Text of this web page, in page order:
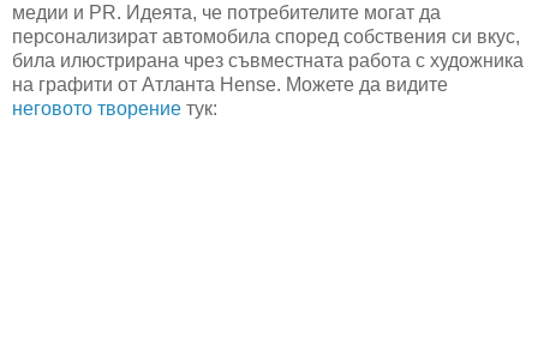
медии и PR. Идеята, че потребителите могат да
персонализират автомобила според собствения си вкус,
била илюстрирана чрез съвместната работа с художника
на графити от Атланта Hense. Можете да видите
неговото творение тук: